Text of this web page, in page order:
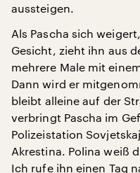
aussteigen.
Als Pascha sich
Gesicht, zieht ihn aus
mehrere Male mit
Dann wird er
bleibt alleine auf der
verbringt Pascha im
Polizeistation
Akrestina. Polina weiß
Ich rufe ihn einen Tag